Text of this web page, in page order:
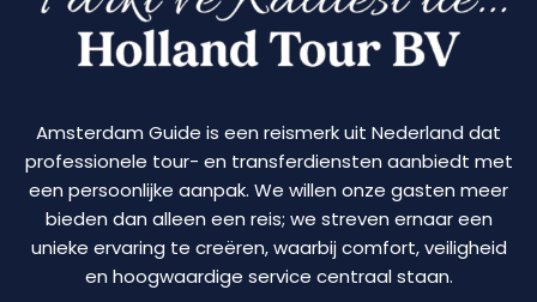
Amsterdam Guide is een reismerk uit Nederland dat
professionele tour- en transferdiensten aanbiedt met
een persoonlijke aanpak. We willen onze gasten meer
bieden dan alleen een reis; we streven ernaar een
unieke ervaring te creëren, waarbij comfort, veiligheid
en hoogwaardige service centraal staan.